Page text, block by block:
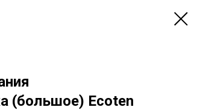
(большое) Ecoten